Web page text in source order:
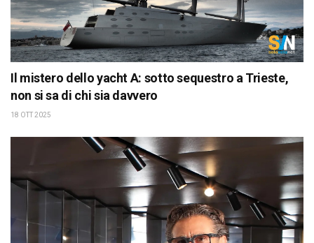
Il mistero dello yacht A: sotto sequestro a Trieste,
non si sa di chi sia davvero
18 OTT 2025